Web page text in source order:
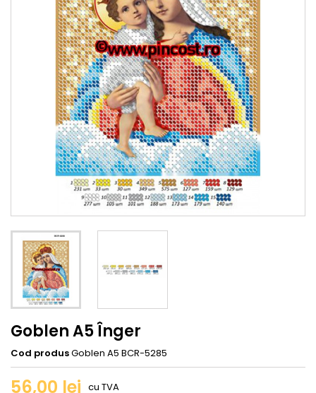
Goblen A5 Înger
Cod produsGoblen A5 BCR-5285
56,00 lei cu TVA